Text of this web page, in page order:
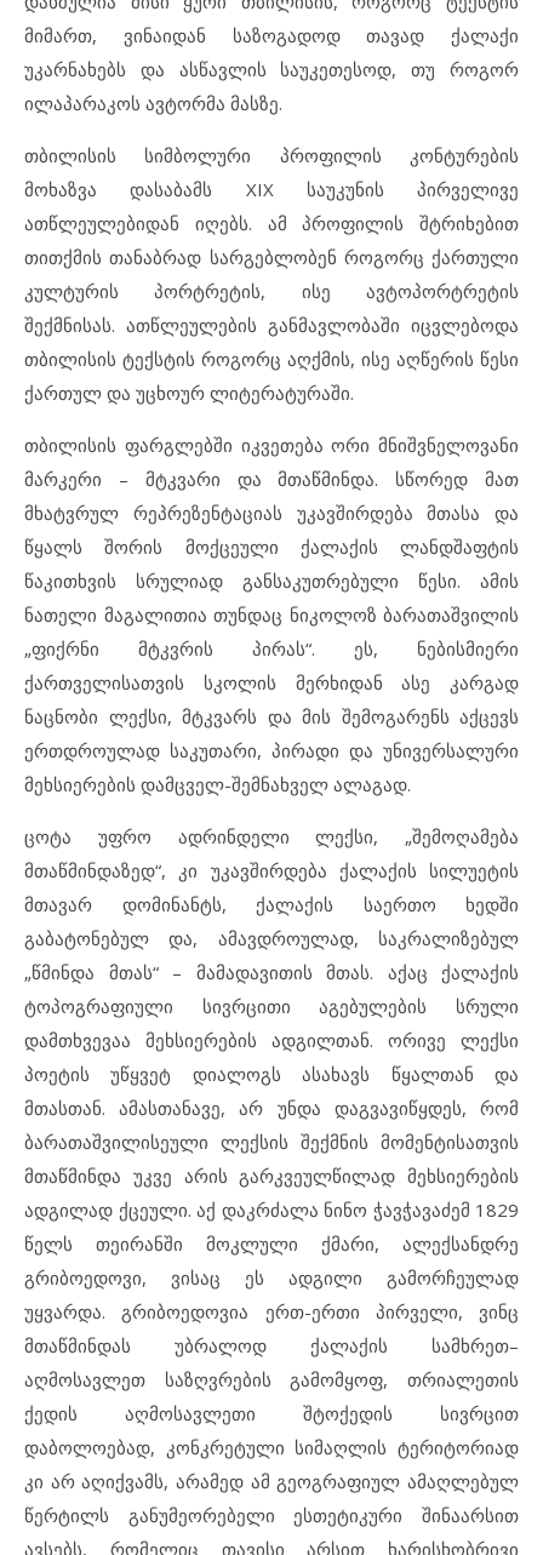
მიმართ, ვინაიდან საზოგადოდ თავად ქალაქი
უკარნახებს და ასწავლის საუკეთესოდ, თუ როგორ
ილაპარაკოს ავტორმა მასზე.
თბილისის სიმბოლური პროფილის კონტურების
მოხაზვა დასაბამს XIX საუკუნის პირველივე
ათწლეულებიდან იღებს. ამ პროფილის შტრიხებით
თითქმის თანაბრად სარგებლობენ როგორც ქართული
კულტურის პორტრეტის, ისე ავტოპორტრეტის
შექმნისას. ათწლეულების განმავლობაში იცვლებოდა
თბილისის ტექსტის როგორც აღქმის, ისე აღწერის წესი
ქართულ და უცხოურ ლიტერატურაში.
თბილისის ფარგლებში იკვეთება ორი მნიშვნელოვანი
მარკერი – მტკვარი და მთაწმინდა. სწორედ მათ
მხატვრულ რეპრეზენტაციას უკავშირდება მთასა და
წყალს შორის მოქცეული ქალაქის ლანდშაფტის
წაკითხვის სრულიად განსაკუთრებული წესი. ამის
ნათელი მაგალითია თუნდაც ნიკოლოზ ბარათაშვილის
„ფიქრნი მტკვრის პირას“. ეს, ნებისმიერი
ქართველისათვის სკოლის მერხიდან ასე კარგად
ნაცნობი ლექსი, მტკვარს და მის შემოგარენს აქცევს
ერთდროულად საკუთარი, პირადი და უნივერსალური
მეხსიერების დამცველ-შემნახველ ალაგად.
ცოტა უფრო ადრინდელი ლექსი, „შემოღამება
მთაწმინდაზედ“, კი უკავშირდება ქალაქის სილუეტის
მთავარ დომინანტს, ქალაქის საერთო ხედში
გაბატონებულ და, ამავდროულად, საკრალიზებულ
„წმინდა მთას“ – მამადავითის მთას. აქაც ქალაქის
ტოპოგრაფიული სივრცითი აგებულების სრული
დამთხვევაა მეხსიერების ადგილთან. ორივე ლექსი
პოეტის უწყვეტ დიალოგს ასახავს წყალთან და
მთასთან. ამასთანავე, არ უნდა დაგვავიწყდეს, რომ
ბარათაშვილისეული ლექსის შექმნის მომენტისათვის
მთაწმინდა უკვე არის გარკვეულწილად მეხსიერების
ადგილად ქცეული. აქ დაკრძალა ნინო ჭავჭავაძემ 1829
წელს თეირანში მოკლული ქმარი, ალექსანდრე
გრიბოედოვი, ვისაც ეს ადგილი გამორჩეულად
უყვარდა. გრიბოედოვია ერთ-ერთი პირველი, ვინც
მთაწმინდას უბრალოდ ქალაქის სამხრეთ–
აღმოსავლეთ საზღვრების გამომყოფ, თრიალეთის
ქედის აღმოსავლეთი შტოქედის სივრცით
დაბოლოებად, კონკრეტული სიმაღლის ტერიტორიად
კი არ აღიქვამს, არამედ ამ გეოგრაფიულ ამაღლებულ
წერტილს განუმეორებელი ესთეტიკური შინაარსით
ავსებს, რომელიც თავისი არსით ხარისხობრივი